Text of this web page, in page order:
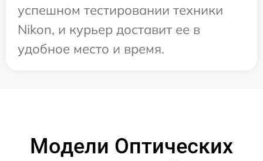
успешном тестировании техники
Nikon, и курьер доставит ее в
удобное место и время.
Модели Оптических